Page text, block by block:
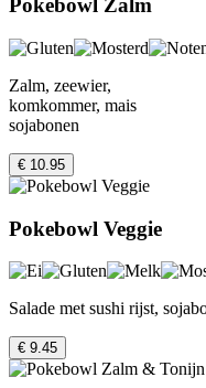
Pokebowl Zalm
Zalm, zeewier,
komkommer, mais
sojabonen
€ 10.95
Pokebowl Veggie
Salade met sushi rijst,
€ 9.45